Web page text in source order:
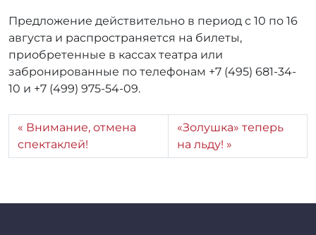
Предложение действительно в период с 10 по 16
августа и распространяется на билеты,
приобретенные в кассах театра или
забронированные по телефонам +7 (495) 681-34-
10 и +7 (499) 975-54-09.
Внимание, отмена
спектаклей!
«Золушка» теперь
на льду!